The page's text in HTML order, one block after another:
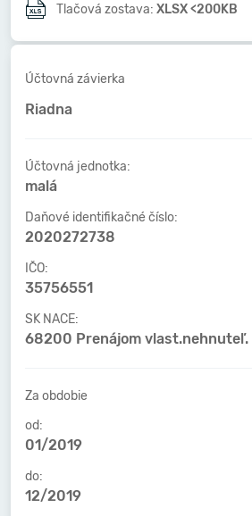
Tlačová zostava: XLSX <200KB
Účtovná závierka
Riadna
Účtovná jednotka:
malá
Daňové identifikačné číslo:
2020272738
IČO:
35756551
SK NACE:
68200 Prenájom vlast.nehnuteľ.
Za obdobie
od:
01/2019
do:
12/2019